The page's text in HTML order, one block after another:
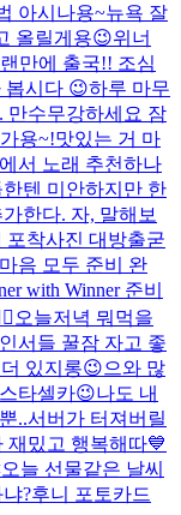
아시나용~뉴욕 잘
올릴게용😉위너
만에 출국!! 조심
봅시다 😉하루 마무
만수무강하세요 잠
용~!맛있는 거 마
서 노래 추천하나
텐 미안하지만 한
한다. 자, 말해보
포착사진 대방출굳
음 모두 준비 완
with Winner 준비
오늘저녁 뭐먹을
서들 꿀잠 자고 좋
더 있지롱😉으와 많
타셀카😉나도 내
..서버가 터져버릴
재밌고 행복해따💙
오늘 선물같은 날씨
?후니 포토카드